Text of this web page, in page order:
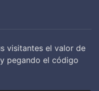
visitantes el valor de
pegando el código